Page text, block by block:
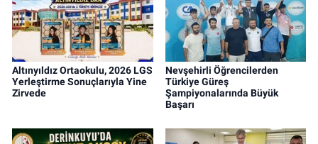
Altınyıldız Ortaokulu, 2026 LGS
Yerleştirme Sonuçlarıyla Yine
Zirvede
Nevşehirli Öğrencilerden
Türkiye Güreş
Şampiyonalarında Büyük
Başarı